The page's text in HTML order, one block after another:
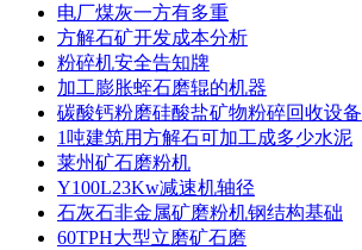
电厂煤灰一方有多重
方解石矿开发成本分析
粉碎机安全告知牌
加工膨胀蛭石磨辊的机器
碳酸钙粉磨硅酸盐矿物粉碎回收设备
1吨建筑用方解石可加工成多少水泥
莱州矿石磨粉机
Y100L23Kw减速机轴径
石灰石非金属矿磨粉机钢结构基础
60TPH大型立磨矿石磨